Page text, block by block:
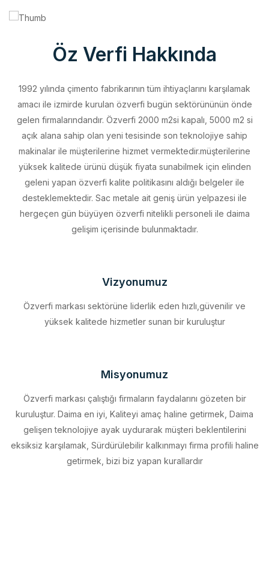
1992 yılında çimento fabrikarının tüm ihtiyaçlarını karşılamak
gelen firmalarındandır. Özverfi 2000 m2si kapalı, 5000 m2 si
açık alana sahip olan yeni tesisinde son teknolojiye sahip
makinalar ile müşterilerine hizmet vermektedir.müşterilerine
yüksek kalitede ürünü düşük fiyata sunabilmek için elinden
geleni yapan özverfi kalite politikasını aldığı belgeler ile
desteklemektedir. Sac metale ait geniş ürün yelpazesi ile
hergeçen gün büyüyen özverfi nitelikli personeli ile daima
gelişim içerisinde bulunmaktadır.
Özverfi markası sektörüne liderlik eden hızlı,güvenilir ve
Özverfi markası çalıştığı firmaların faydalarını gözeten bir
gelişen teknolojiye ayak uydurarak müşteri beklentilerini
eksiksiz karşılamak, Sürdürülebilir kalkınmayı firma profili haline
getirmek, bizi biz yapan kurallardır